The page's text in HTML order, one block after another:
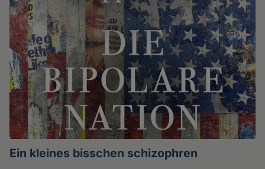
Ein kleines bisschen schizophren